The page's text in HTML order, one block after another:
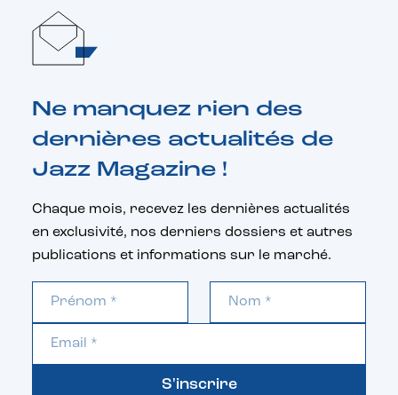
Ne manquez rien des
dernières actualités de
Jazz Magazine !
Chaque mois, recevez les dernières actualités
en exclusivité, nos derniers dossiers et autres
publications et informations sur le marché.
S'inscrire